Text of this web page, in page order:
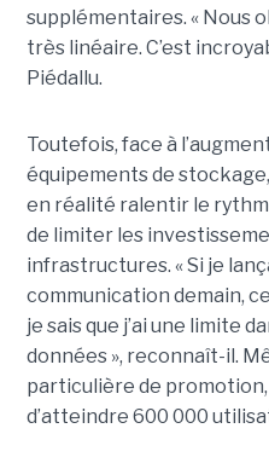
supplémentaires. « Nous
très linéaire. C’est
Piédallu.
Toutefois, face à
équipements de
en réalité ralentir le
de limiter les
infrastructures. « Si je
communication demain,
je sais que j’ai une limite
données », reconnaît-il.
particulière de
d’atteindre 600 000